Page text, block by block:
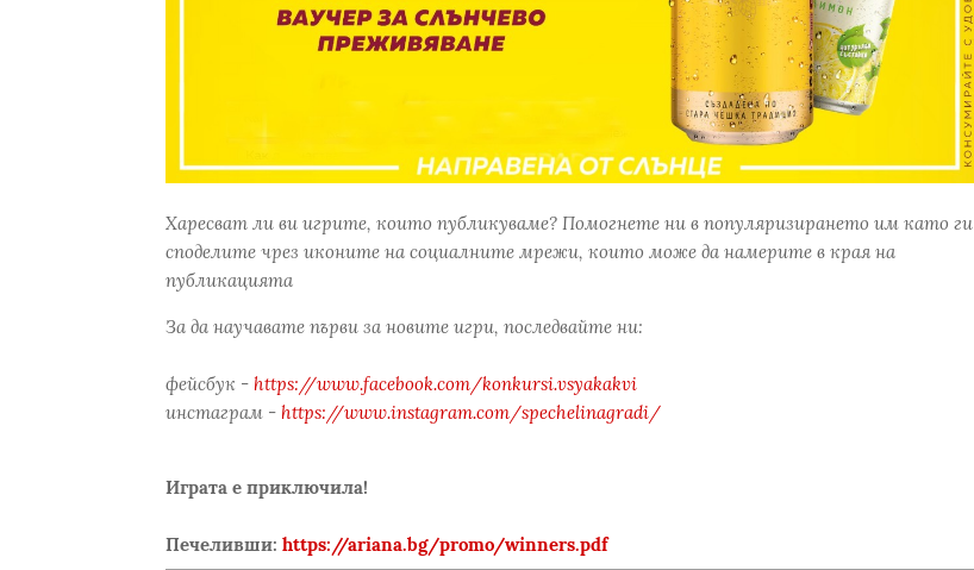
Харесват ли ви игрите, които публикуваме? Помогнете ни в популяризирането им като ги
споделите чрез иконите на социалните мрежи, които може да намерите в края на
публикацията
За да научавате първи за новите игри, последвайте ни:
фейсбук - https://www.facebook.com/konkursi.vsyakakvi
инстаграм - https://www.instagram.com/spechelinagradi/
Играта е приключила!
Печеливши: https://ariana.bg/promo/winners.pdf